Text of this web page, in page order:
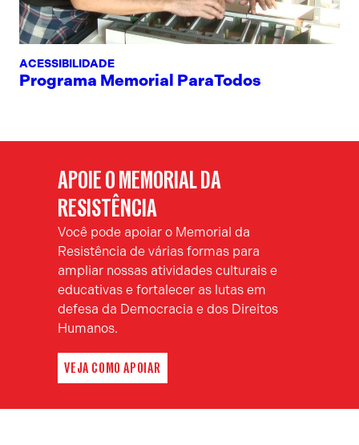
ACESSIBILIDADE
Programa Memorial ParaTodos
APOIE O MEMORIAL DA
RESISTÊNCIA
Você pode apoiar o Memorial da
Resistência de várias formas para
ampliar nossas atividades culturais e
educativas e fortalecer as lutas em
defesa da Democracia e dos Direitos
Humanos.
VEJA COMO APOIAR